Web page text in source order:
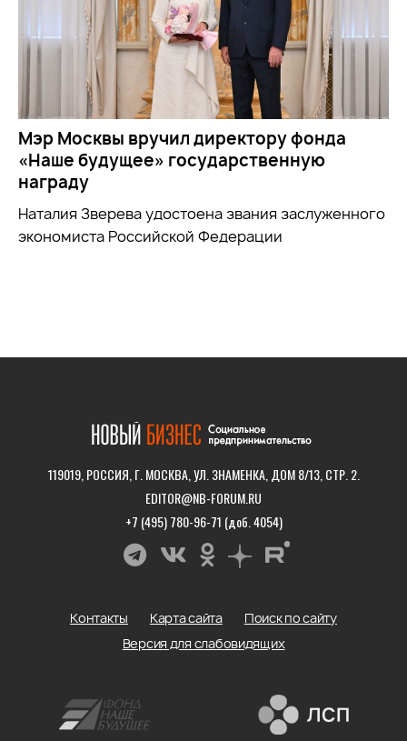
Мэр Москвы вручил директору фонда
«Наше будущее» государственную
награду
Наталия Зверева удостоена звания заслуженного
экономиста Российской Федерации
119019, РОССИЯ, Г. МОСКВА, УЛ. ЗНАМЕНКА, ДОМ 8/13, СТР. 2.
EDITOR@NB-FORUM.RU
+7 (495) 780-96-71 (доб. 4054)
Контакты Карта сайта
Поиск по сайту
Версия для слабовидящих